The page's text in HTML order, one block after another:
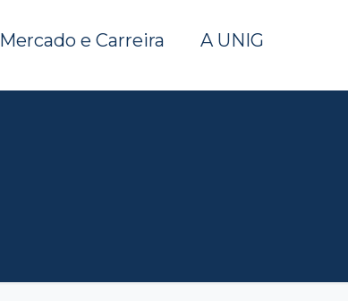
Mercado e Carreira A UNIG